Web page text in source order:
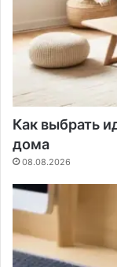
Как выбрать
дома
08.08.2026